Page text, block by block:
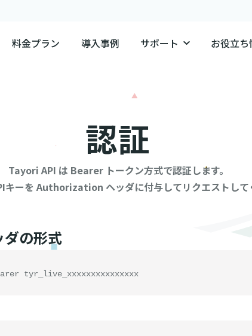
料金プラン 導入事例 サポート お役立
認証
Tayori API は Bearer トークン方式で認証します。
キーを Authorization ヘッダに付与してリクエストして
ダの形式
tyr_live_xxxxxxxxxxxxxxx